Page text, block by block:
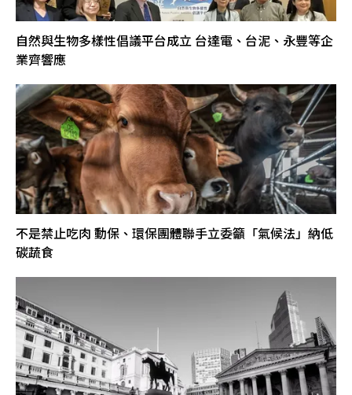
自然與生物多樣性倡議平台成立 台達電、台泥、永豐等企
業齊響應
不是禁止吃肉 動保、環保團體聯手立委籲「氣候法」納低
碳蔬食